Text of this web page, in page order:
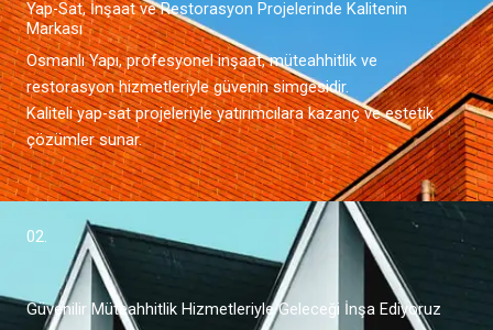
Yap-Sat, İnşaat ve Restorasyon Projelerinde Kalitenin
Markası
Osmanlı Yapı, profesyonel inşaat, müteahhitlik ve
restorasyon hizmetleriyle güvenin simgesidir.
Kaliteli yap-sat projeleriyle yatırımcılara kazanç ve estetik
çözümler sunar.
02.
Güvenilir Müteahhitlik Hizmetleriyle Geleceği İnşa Ediyoruz